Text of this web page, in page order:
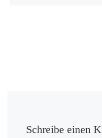
Schreibe einen